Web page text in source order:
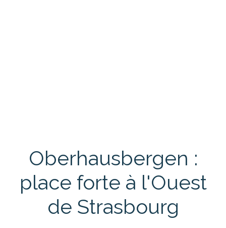
Oberhausbergen :
place forte à l'Ouest
de Strasbourg